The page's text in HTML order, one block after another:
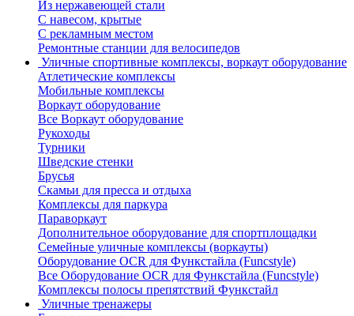
Из нержавеющей стали
С навесом, крытые
С рекламным местом
Ремонтные станции для велосипедов
Уличные спортивные комплексы, воркаут оборудование
Атлетические комплексы
Мобильные комплексы
Воркаут оборудование
Все Воркаут оборудование
Рукоходы
Турники
Шведские стенки
Брусья
Скамьи для пресса и отдыха
Комплексы для паркура
Параворкаут
Дополнительное оборудование для спортплощадки
Семейные уличные комплексы (воркауты)
Оборудование OCR для Функстайла (Funcstyle)
Все Оборудование OCR для Функстайла (Funcstyle)
Комплексы полосы препятствий Функстайл
Уличные тренажеры